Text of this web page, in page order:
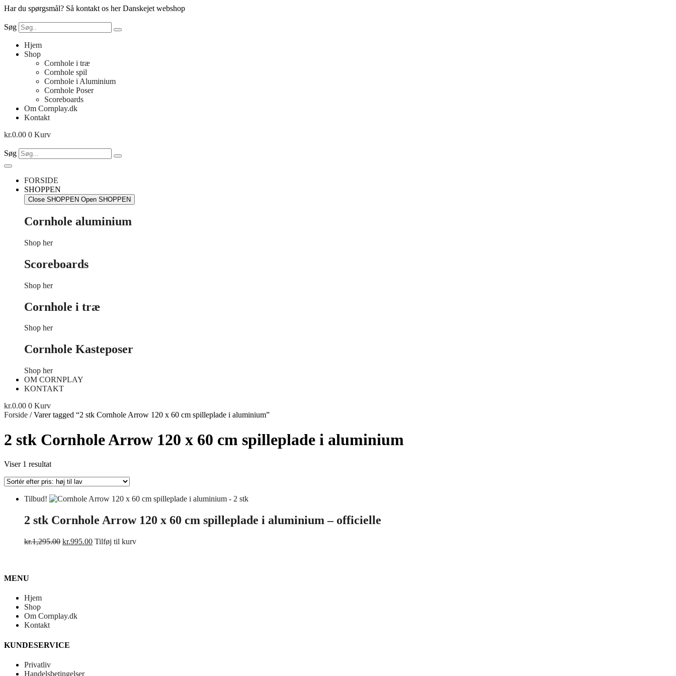
Videre
indhold
Har du spørgsmål? Så kontakt os herDanskejet webshop
Søg
Hjem
Shop
Cornhole i træ
Cornhole spil
Cornhole i Aluminium
Cornhole Poser
Scoreboards
Om Cornplay.dk
Kontakt
kr.0.00 0 Kurv
Søg
FORSIDE
SHOPPEN
Close SHOPPEN Open SHOPPEN
Cornhole aluminium
Shop her
Scoreboards
Shop her
Cornhole i træ
Shop her
Cornhole Kasteposer
Shop her
OM CORNPLAY
KONTAKT
kr.0.00 0 Kurv
Forside / Varer tagged “2 stk Cornhole Arrow 120 x 60 cm spilleplade i aluminium”
2 stk Cornhole Arrow 120 x 60 cm spilleplade i aluminium
Viser 1 resultat
Tilbud!
2 stk Cornhole Arrow 120 x 60 cm spilleplade i aluminium – officielle
kr.1,295.00 Den
kr.995.00Den
Tilføj til kurv
MENU
Hjem
Shop
Om Cornplay.dk
Kontakt
KUNDESERVICE
Privatliv
Handelsbetingelser